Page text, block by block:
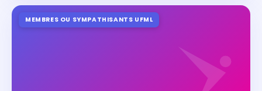
MEMBRES OU SYMPATHISANTS UFML